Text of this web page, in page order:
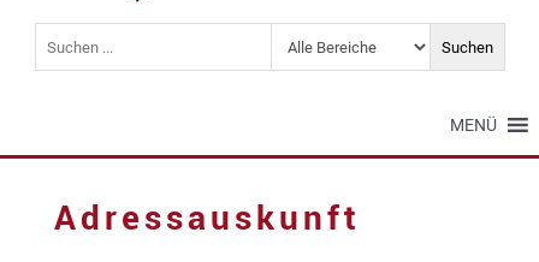
MENÜ
Adressauskunft